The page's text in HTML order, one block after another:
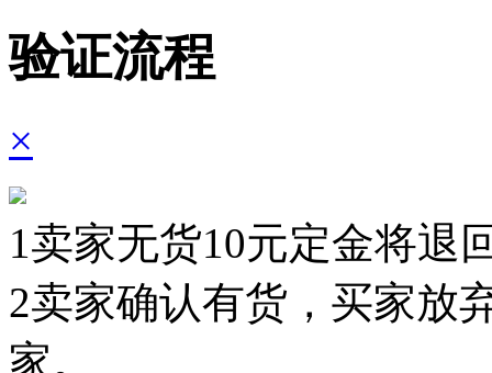
验证流程
×
1卖家无货10元定金将退
2卖家确认有货，买家放
家。